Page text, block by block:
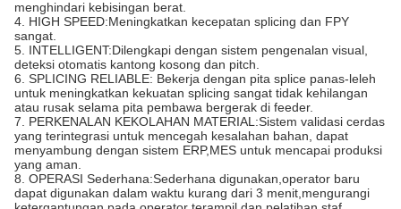
menghindari kebisingan berat.
4. HIGH SPEED:Meningkatkan kecepatan splicing dan FPY
sangat.
5. INTELLIGENT:Dilengkapi dengan sistem pengenalan visual,
deteksi otomatis kantong kosong dan pitch.
6. SPLICING RELIABLE: Bekerja dengan pita splice panas-leleh
untuk meningkatkan kekuatan splicing sangat tidak kehilangan
atau rusak selama pita pembawa bergerak di feeder.
7. PERKENALAN KEKOLAHAN MATERIAL:Sistem validasi cerdas
yang terintegrasi untuk mencegah kesalahan bahan, dapat
menyambung dengan sistem ERP,MES untuk mencapai produksi
yang aman.
8. OPERASI Sederhana:Sederhana digunakan,operator baru
dapat digunakan dalam waktu kurang dari 3 menit,mengurangi